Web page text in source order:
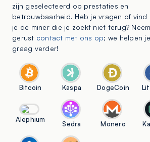
zijn geselecteerd op prestaties en
betrouwbaarheid. Heb je vragen of vind
je de miner die je zoekt niet terug? Neem
gerust contact met ons op; we helpen je
graag verder!
Bitcoin Kaspa DogeCoin
Alephium
Sedra Monero